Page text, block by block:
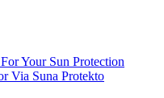
Via Suna Protekto